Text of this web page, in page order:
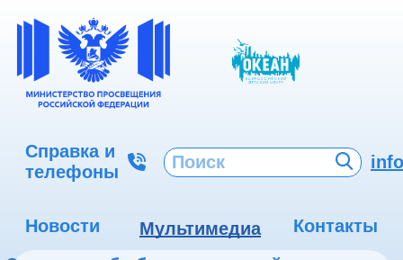
Справка и
телефоны
Новости Мультимедиа
Контакты